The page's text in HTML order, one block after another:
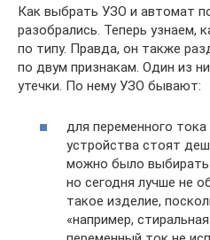
Как выбрать УЗО и автомат
разобрались. Теперь узнаем,
по типу. Правда, он также
по двум признакам. Один из
утечки. По нему УЗО бывают:
для переменного тока
устройства стоят
можно было
но сегодня лучше не
такое изделие,
«например,